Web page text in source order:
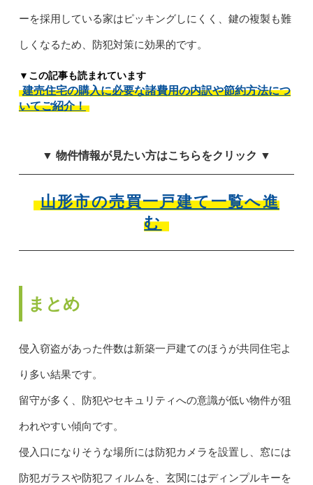
ーを採用している家はピッキングしにくく、鍵の複製も難
しくなるため、防犯対策に効果的です。
▼この記事も読まれています
建売住宅の購入に必要な諸費用の内訳や節約方法につ
いてご紹介！
▼ 物件情報が見たい方はこちらをクリック ▼
山形市の売買一戸建て一覧へ進
む
まとめ
侵入窃盗があった件数は新築一戸建てのほうが共同住宅よ
り多い結果です。
留守が多く、防犯やセキュリティへの意識が低い物件が狙
われやすい傾向です。
侵入口になりそうな場所には防犯カメラを設置し、窓には
防犯ガラスや防犯フィルムを、玄関にはディンプルキーを